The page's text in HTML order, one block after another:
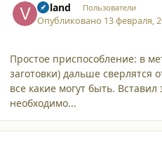
Voland Пользователи
Опубликовано 13 февраля,
Простое приспособление: в
заготовки) дальше сверлятся
все какие могут быть. Вставил
необходимо...